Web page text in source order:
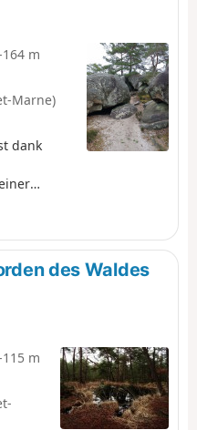
m
Marne)
dank
von
von
Ussy
seine
die starke
Nähe der
des Waldes
m